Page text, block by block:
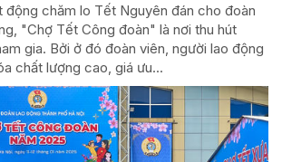
động chăm lo Tết Nguyên đán cho đoàn
"Chợ Tết Công đoàn" là nơi thu hút
gia. Bởi ở đó đoàn viên, người lao động
chất lượng cao, giá ưu...